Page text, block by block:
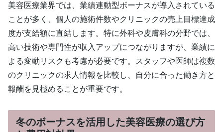
美容医療業界では、業績連動型ボーナスが導入されている
ことが多く、個人の施術件数やクリニックの売上目標達成
度が支給額に直結します。特に外科や皮膚科の分野では、
高い技術や専門性が収入アップにつながりますが、業績に
よる変動リスクも考慮が必要です。スタッフや医師は複数
のクリニックの求人情報を比較し、自分に合った働き方と
報酬を見極めることが重要です。
冬のボーナスを活用した美容医療の選び方